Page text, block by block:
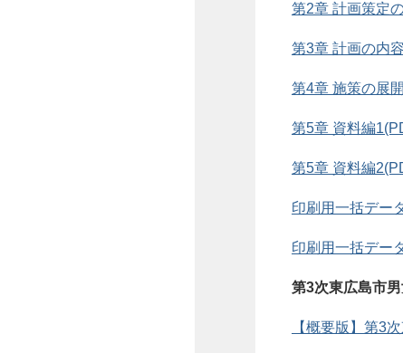
第2章 計画策定
第3章 計画の内
第4章 施策の展
第5章 資料編
第5章 資料編
印刷用一括デー
印刷用一括デー
第3次東広島市
【概要版】第3